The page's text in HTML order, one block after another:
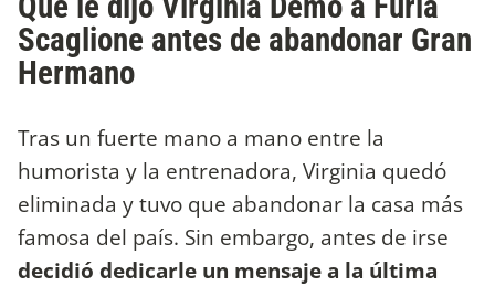
Scaglione antes de abandonar Gran
Hermano
Tras un fuerte mano a mano entre la
humorista y la entrenadora, Virginia quedó
eliminada y tuvo que abandonar la casa más
famosa del país. Sin embargo, antes de irse
decidió dedicarle un mensaje a la última